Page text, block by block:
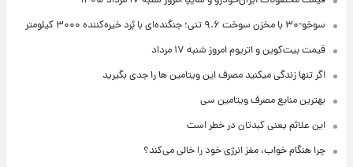
سوخو-۳۰ با مخزن سوخت ۹.۶ تنی؛ جنگنده‌ای با بُرد خیره‌کننده ۳۰۰۰ کیلومتر
قیمت بیت‌کوین و اتریوم امروز شنبه ۱۷ مرداد
اگر تنها زندگی میکنید مصرف این ویتامین ها را جدی بگیرید
بهترین منابع مصرف ویتامین سی
این علائم یعنی کبدتان در خطر است
چرا هنگام خواب، مغز انرژی خود را خالی می‌کند؟